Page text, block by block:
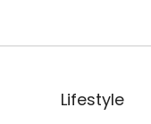
Lifestyle